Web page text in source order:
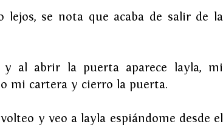
lejos, se nota que acaba de salir de la
y al abrir la puerta aparece layla, mi
mi cartera y cierro la puerta.
y veo a layla espiándome desde el